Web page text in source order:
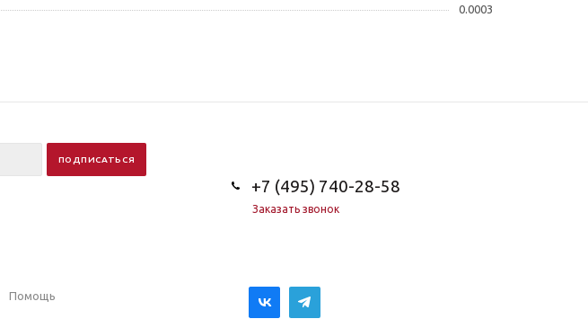
0.0003
+7 (495) 740-28-58
Заказать звонок
Помощь